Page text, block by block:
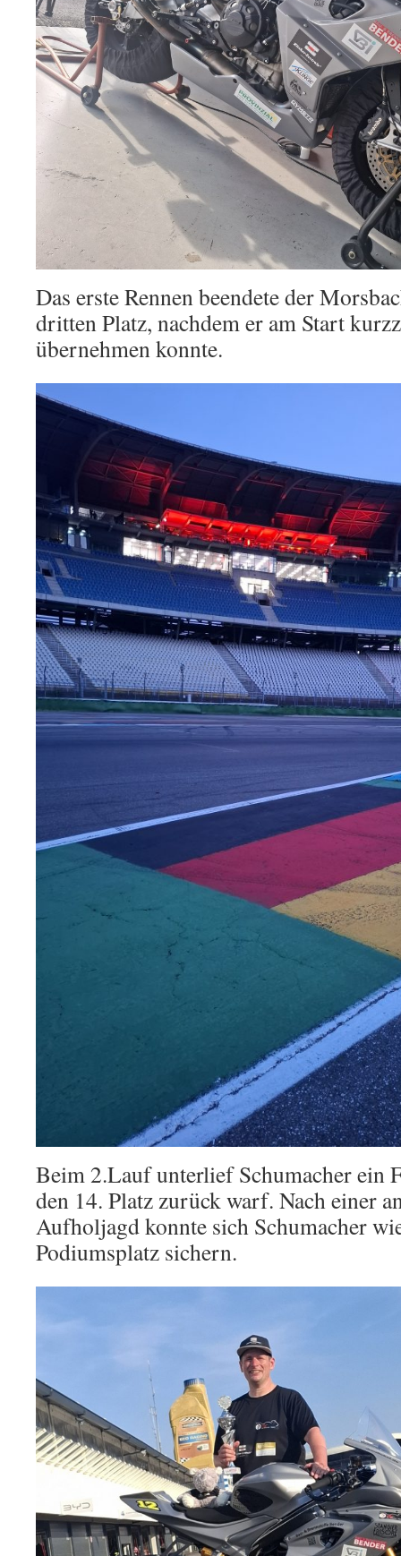
Das erste Rennen beendete der
dritten Platz, nachdem er am Start
übernehmen konnte.
Beim 2.Lauf unterlief Schumacher ein
den 14. Platz zurück warf. Nach einer
Aufholjagd konnte sich Schumacher
Podiumsplatz sichern.